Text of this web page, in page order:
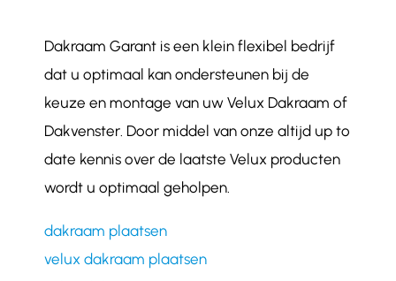
Dakraam Garant is een klein flexibel bedrijf
dat u optimaal kan ondersteunen bij de
keuze en montage van uw Velux Dakraam of
Dakvenster. Door middel van onze altijd up to
date kennis over de laatste Velux producten
wordt u optimaal geholpen.
dakraam plaatsen
velux dakraam plaatsen